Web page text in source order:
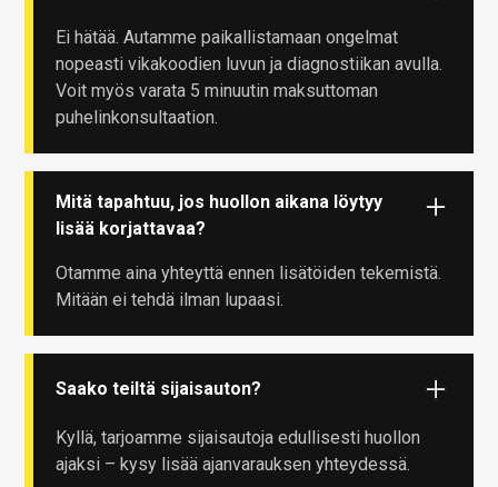
Ei hätää. Autamme paikallistamaan ongelmat
nopeasti vikakoodien luvun ja diagnostiikan avulla.
Voit myös varata 5 minuutin maksuttoman
puhelinkonsultaation.
Mitä tapahtuu, jos huollon aikana löytyy
lisää korjattavaa?
Otamme aina yhteyttä ennen lisätöiden tekemistä.
Mitään ei tehdä ilman lupaasi.
Saako teiltä sijaisauton?
Kyllä, tarjoamme sijaisautoja edullisesti huollon
ajaksi – kysy lisää ajanvarauksen yhteydessä.